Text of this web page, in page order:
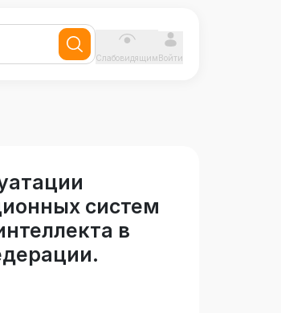
СлабовидящимВойти
систем
в